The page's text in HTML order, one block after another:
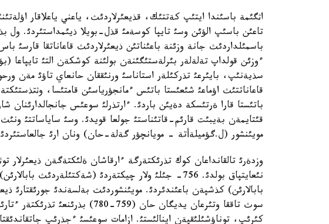
اثگئمة باسئندا ايتئپ كةتتئك، قذيعئرلاردئث، ياعني ياعلاقار
تاعئن باسئپ الؤئن وسئ تايپا كوسةمئ قذل-بويلا ذيئمداستئردئ. ول
باسمئلداردئث جانة وزئنة باعئناتئن ذيعئرلاردئث قاعاناتقا قارسئ
ءوزئن قولداپ تةلةلةر بئرلةستئگئنةن بولئنة كوشكةن التئ
سذيةنئپ، بايئرعئ تذركئلةر استاناسئ ورنئققان حانعاي تاؤئ مةن
قاعاناتتئث اؤماعئ شئعئستا باتئس ءمانجؤرياسئن قامتئسا،
باتئستا قارا ةرتئسكة دةيئن باردئ. ءارتذرلئ سوعئس جانجالدارئنان
مويئنشور (ل.گؤميلةأتة - مويانچؤر گةلة-حان) ونان ارئ
وزدةرئ تالقانداعان كوك تذرئكتةرگة ءارقاشان ةلئكتةگةن ذيعئرلار
بابالارئن) كذشپةن باعئندئردئ. مويئنشوردئث بةلسةندئ جورئقتارئ
سوث تاققا وتئرعان يديگان حان (759-
كئرئپ، توناؤشئلئقپةن اينالئستئ. ازامات سوعئسئ ءجذرئپ